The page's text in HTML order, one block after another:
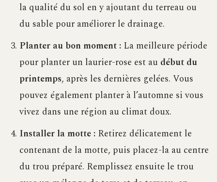
la qualité du sol en y ajoutant du terreau ou
du sable pour améliorer le drainage.
Planter au bon moment : La meilleure période
pour planter un laurier-rose est au début du
printemps, après les dernières gelées. Vous
pouvez également planter à l’automne si vous
vivez dans une région au climat doux.
Installer la motte : Retirez délicatement le
contenant de la motte, puis placez-la au centre
du trou préparé. Remplissez ensuite le trou